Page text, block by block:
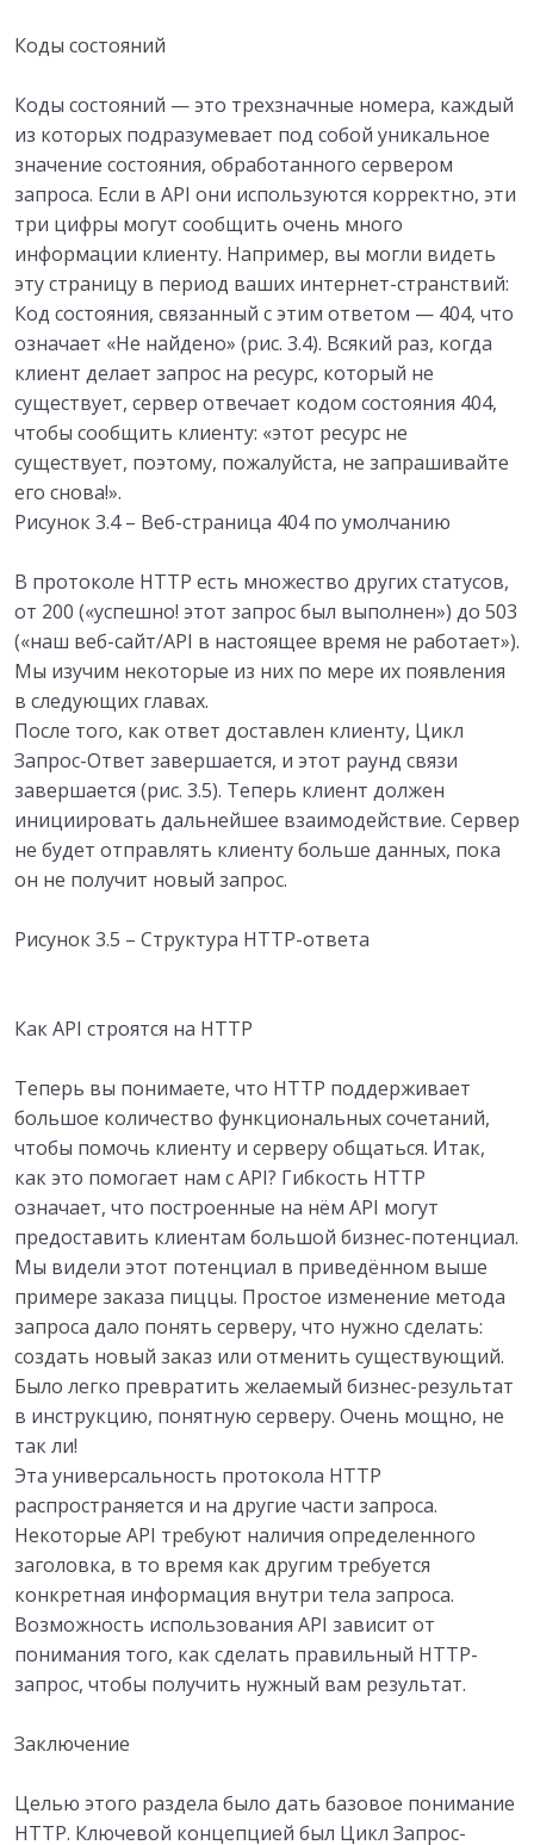
Коды состояний
Коды состояний — это трехзначные номера, каждый
из которых подразумевает под собой уникальное
значение состояния, обработанного сервером
запроса. Если в API они используются корректно, эти
три цифры могут сообщить очень много
информации клиенту. Например, вы могли видеть
эту страницу в период ваших интернет-странствий:
Код состояния, связанный с этим ответом — 404, что
означает «Не найдено» (рис. 3.4). Всякий раз, когда
клиент делает запрос на ресурс, который не
существует, сервер отвечает кодом состояния 404,
чтобы сообщить клиенту: «этот ресурс не
существует, поэтому, пожалуйста, не запрашивайте
его снова!».
Рисунок 3.4 – Веб-страница 404 по умолчанию
В протоколе HTTP есть множество других статусов,
от 200 («успешно! этот запрос был выполнен») до 503
(«наш веб-сайт/API в настоящее время не работает»).
Мы изучим некоторые из них по мере их появления
в следующих главах.
После того, как ответ доставлен клиенту, Цикл
Запрос-Ответ завершается, и этот раунд связи
завершается (рис. 3.5). Теперь клиент должен
инициировать дальнейшее взаимодействие. Сервер
не будет отправлять клиенту больше данных, пока
он не получит новый запрос.
Рисунок 3.5 – Структура HTTP-ответа
Как API строятся на HTTP
Теперь вы понимаете, что HTTP поддерживает
большое количество функциональных сочетаний,
чтобы помочь клиенту и серверу общаться. Итак,
как это помогает нам с API? Гибкость HTTP
означает, что построенные на нём API могут
предоставить клиентам большой бизнес-потенциал.
Мы видели этот потенциал в приведённом выше
примере заказа пиццы. Простое изменение метода
запроса дало понять серверу, что нужно сделать:
создать новый заказ или отменить существующий.
Было легко превратить желаемый бизнес-результат
в инструкцию, понятную серверу. Очень мощно, не
так ли!
Эта универсальность протокола HTTP
распространяется и на другие части запроса.
Некоторые API требуют наличия определенного
заголовка, в то время как другим требуется
конкретная информация внутри тела запроса.
Возможность использования API зависит от
понимания того, как сделать правильный HTTP-
запрос, чтобы получить нужный вам результат.
Заключение
Целью этого раздела было дать базовое понимание
HTTP. Ключевой концепцией был Цикл Запрос-